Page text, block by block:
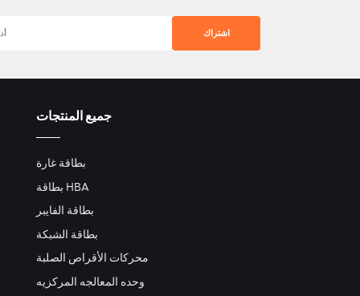
جميع المنتجات
بطاقة غارة
بطاقة HBA
بطاقة الفايبر
بطاقة الشبكة
محركات الأقراص الصلبة
وحده المعالجه المركزيه